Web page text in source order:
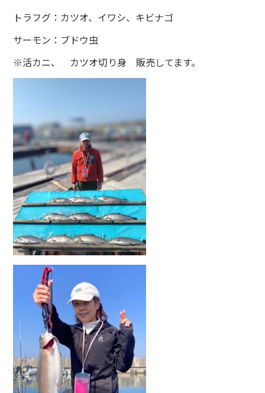
トラフグ：カツオ、イワシ、キビナゴ
サーモン：ブドウ虫
※活カニ、 カツオ切り身 販売してます。